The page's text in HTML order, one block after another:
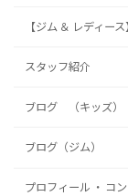
【ジム ＆ レディー
スタッフ紹介
ブログ （キッズ）
ブログ（ジム）
プロフィール ・ コ